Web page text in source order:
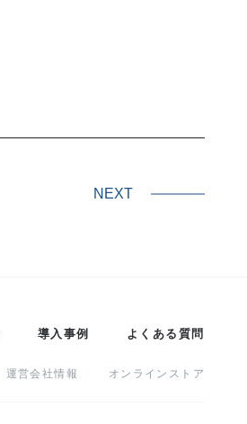
NEXT
導入事例 よくある質問
運営会社情報 オンラインストア